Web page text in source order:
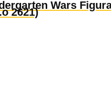
Wars
2621)